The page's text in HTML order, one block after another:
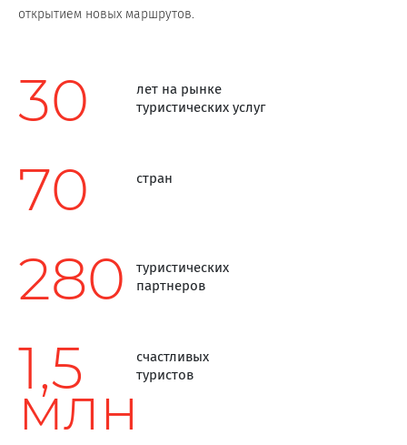
открытием новых маршрутов.
30
лет на рынке
туристических услуг
70 стран
280
туристических
партнеров
1,5
млн
счастливых
туристов